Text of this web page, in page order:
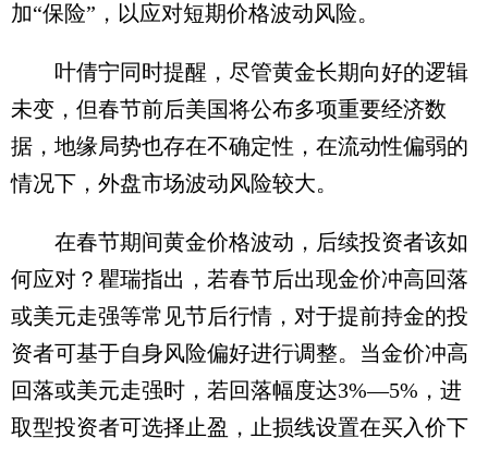
加“保险”，以应对短期价格波动风险。
叶倩宁同时提醒，尽管黄金长期向好的逻辑
未变，但春节前后美国将公布多项重要经济数
据，地缘局势也存在不确定性，在流动性偏弱的
情况下，外盘市场波动风险较大。
在春节期间黄金价格波动，后续投资者该如
何应对？瞿瑞指出，若春节后出现金价冲高回落
或美元走强等常见节后行情，对于提前持金的投
资者可基于自身风险偏好进行调整。当金价冲高
回落或美元走强时，若回落幅度达3%—5%，进
取型投资者可选择止盈，止损线设置在买入价下